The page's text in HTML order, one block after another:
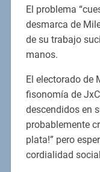
El problema
desmarca de
de su trabajo
manos.
El electorado de
fisonomía de
descendidos en
probablemente
plata!” pero
cordialidad